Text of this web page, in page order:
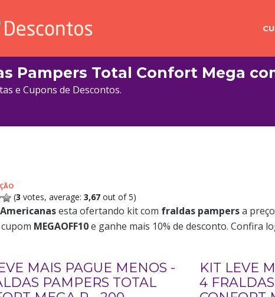
Pampers Total Confort Mega
e Cupons de Descontos.
(3 votes, average: 3,67 out of 5)
Americanasesta ofertando kit com fraldas pampersa
MEGAOFF10e ganhe mais 10% de desconto. Confira
MAIS PAGUE MENOS -
PAMPERS TOTAL
KIT LEVE
4